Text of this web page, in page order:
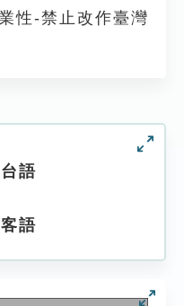
性-禁止改作臺灣
語
語